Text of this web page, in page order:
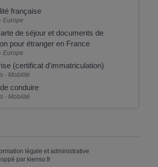
française
Europe
de séjour et documents de
pour étranger en France
Europe
(certificat d'immatriculation)
- Mobilité
conduire
- Mobilité
légale et administrative
par kienso.fr